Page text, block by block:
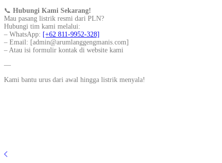
📞 Hubungi Kami Sekarang!
Mau pasang listrik resmi dari PLN?
Hubungi tim kami melalui:
– WhatsApp: [+62 811-9952-328]
– Email: [admin@arumlanggengmanis.com]
– Atau isi formulir kontak di website kami
—
Kami bantu urus dari awal hingga listrik menyala!